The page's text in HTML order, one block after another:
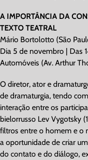
A IMPORTÂNCIA DA
TEXTO TEATRAL
Mário Bortolotto (São
Dia 5 de novembro | Das
Automóveis (Av. Arthur
O diretor, ator e
de dramaturgia, tendo
interação entre os
bielorrusso Lev Vygotsky
filtros entre o homem e o
a oportunidade de criar
do contato e do diálogo,